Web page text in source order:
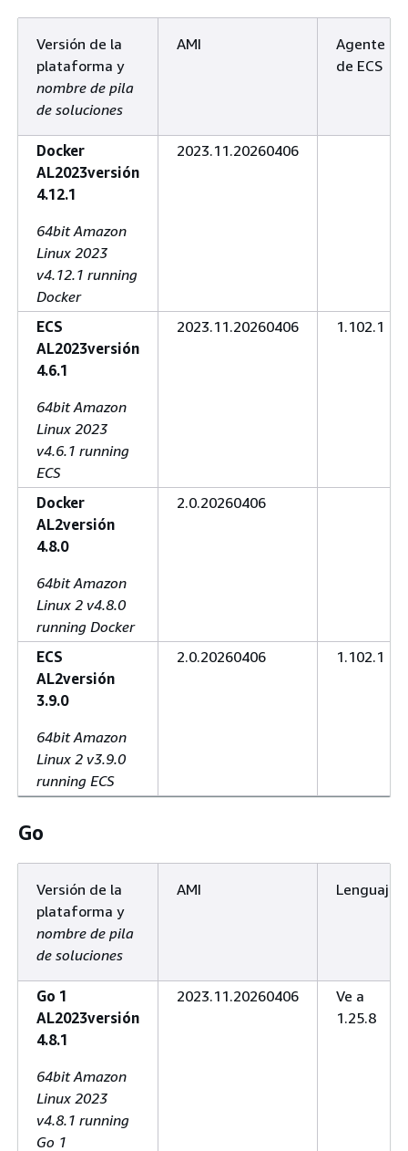
Versión de la
plataforma y
nombre de pila
de soluciones
AMI
Agente
de ECS
Docker
AL2023versión
4.12.1
64bit Amazon
Linux 2023
v4.12.1 running
Docker
2023.11.20260406
ECS
AL2023versión
4.6.1
64bit Amazon
Linux 2023
v4.6.1 running
ECS
2023.11.20260406 1.102.1
Docker
AL2versión
4.8.0
64bit Amazon
Linux 2 v4.8.0
running Docker
2.0.20260406
ECS
AL2versión
3.9.0
64bit Amazon
Linux 2 v3.9.0
running ECS
2.0.20260406 1.102.1
Go
Versión de la
plataforma y
nombre de pila
de soluciones
AMI Lenguaje
Go 1
AL2023versión
4.8.1
64bit Amazon
Linux 2023
v4.8.1 running
Go 1
2023.11.20260406
Ve a
1.25.8